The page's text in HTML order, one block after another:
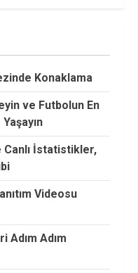
Konaklama
ve Futbolun En
Canlı İstatistikler,
Videosu
Adım Adım